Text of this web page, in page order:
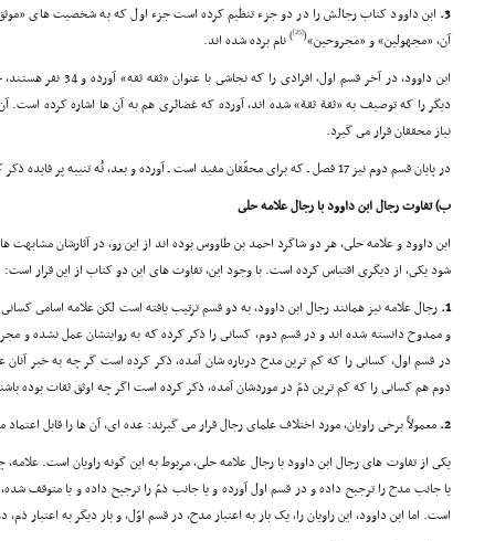
3. ابن داوود کتاب رجالش را در دو جزء تنظیم کرده است جزء اول که به شخصیت هاى
آن، «مجهولین» و «مجروحین»(
[25]
)نام برده شده اند.
ابن داوود، در آخر قسم
دیگر را که توصیف به «ثقة ثقة» شده اند، آورده که غضائرى هم به آن ها اشاره کرده است.
نیاز محققان قرار مى گیرد.
در پایان قسم دوم نیز 17 فصل ـ که براى محقّقان مفید است ـ آورده و بعد، نُه تنبیه پر فایده ذکر کرده است.
ب) تفاوت رجال ابن داوود با رجال علامه حلى
ابن داوود و علامه حلى، هر دو شاگرد احمد بن طاووس بوده اند از این رو، در آثارشان
شود یکى، از دیگرى اقتباس کرده است. با وجود این، تفاوت هاى این دو کتاب از این قرار است:
1. رجال علامه نیز همانند رجال ابن داوود، به دو قسم ترتیب یافته است لکن علامه اسامى
و ممدوح دانسته شده اند و در قسم دوم، کسانى را ذکر کرده که به روایتشان عمل نشده و
در قسم اول، کسانى را که کم ترین مدح درباره شان آمده، ذکر کرده است گر چه به خبر
دوم هم کسانى را که کم ترین ذمّ در موردشان آمده، ذکر کرده است اگر چه اوثق ثقات بوده
2. معمولاً برخى راویان، مورد اختلاف علماى رجال قرار مى گیرند: عده اى، آن ها را قابل
یکى از تفاوت هاى رجال ابن داوود با رجال علامه حلى، مربوط به این گونه راویان است.
یا جانب مدح را ترجیح داده و در قسم اول آورده و یا جانب ذمّ را ترجیح داده و یا متوقف
است. اما ابن داوود، این راویان را، یک بار به اعتبار مدح، در قسم اوّل، و بار دیگر به اعتبار